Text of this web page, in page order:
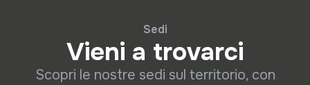
Sedi
Vieni a trovarci
Scopri le nostre sedi sul territorio, con